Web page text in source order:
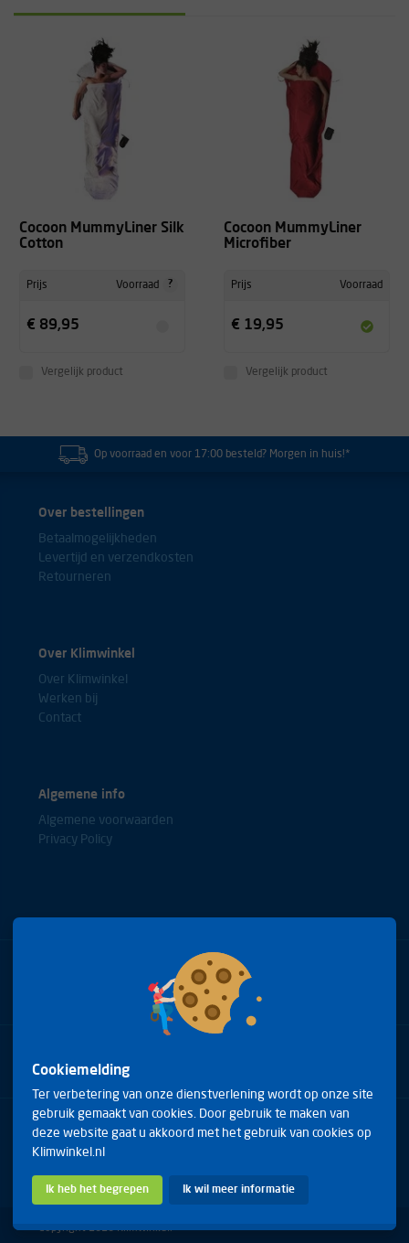
Cocoon MummyLiner Silk
Cotton
Prijs Voorraad ?
€ 89,95
Vergelijk product
Cocoon MummyLiner
Microfiber
Prijs Voorraad
€ 19,95
Vergelijk product
Op voorraad en voor 17:00 besteld? Morgen in huis!*
Over bestellingen
Betaalmogelijkheden
Levertijd en verzendkosten
Retourneren
Over Klimwinkel
Over Klimwinkel
Werken bij
Contact
Algemene info
Algemene voorwaarden
Privacy Policy
Bel met onze experts
+31(0)85 0653688
Arduinstraat 20
4827 HK Breda
Telefoon: +31(0)85 0653688
E-mail: info@klimwinkel.nl
Copyright 2026 Klimwinkel.
Cookiemelding
Ter verbetering van onze dienstverlening wordt op onze site
gebruik gemaakt van cookies. Door gebruik te maken van
deze website gaat u akkoord met het gebruik van cookies op
Klimwinkel.nl
Ik heb het begrepen Ik wil meer informatie